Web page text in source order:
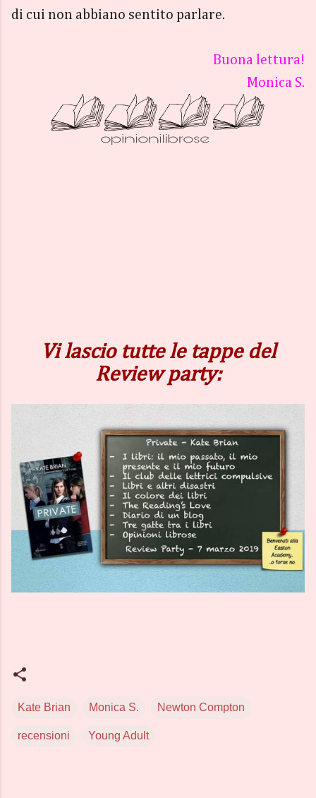
di cui non abbiano sentito parlare.
Buona lettura!
Monica S.
Vi lascio tutte le tappe del
Review party:
Kate Brian Monica S. Newton Compton
recensioni Young Adult